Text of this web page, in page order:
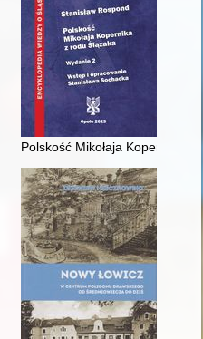
: prestiż finansowy i
Polskość Mikołaja Kopernika z